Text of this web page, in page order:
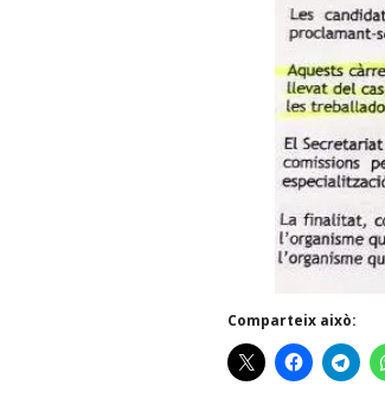
Comparteix això: